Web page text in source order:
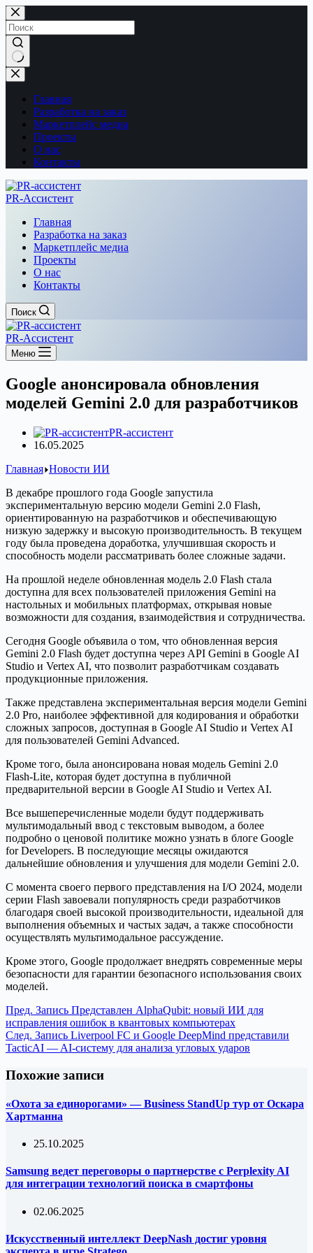
Перейти
к
сути
Ничего
не
найденоГлавная
Разработка на заказ
Маркетплейс медиа
Проекты
О нас
Контакты
PR-Ассистент
Главная
Разработка на заказ
Маркетплейс медиа
Проекты
О нас
Контакты
Поиск
PR-Ассистент
Меню
Google анонсировала обновления
моделей Gemini 2.0 для разработчиков
PR-ассистент
16.05.2025
Главная Новости ИИ
В декабре прошлого года Google запустила
экспериментальную версию модели Gemini 2.0 Flash,
ориентированную на разработчиков и обеспечивающую
низкую задержку и высокую производительность. В текущем
году была проведена доработка, улучшившая скорость и
способность модели рассматривать более сложные задачи.
На прошлой неделе обновленная модель 2.0 Flash стала
доступна для всех пользователей приложения Gemini на
настольных и мобильных платформах, открывая новые
возможности для создания, взаимодействия и сотрудничества.
Сегодня Google объявила о том, что обновленная версия
Gemini 2.0 Flash будет доступна через API Gemini в Google AI
Studio и Vertex AI, что позволит разработчикам создавать
продукционные приложения.
Также представлена экспериментальная версия модели Gemini
2.0 Pro, наиболее эффективной для кодирования и обработки
сложных запросов, доступная в Google AI Studio и Vertex AI
для пользователей Gemini Advanced.
Кроме того, была анонсирована новая модель Gemini 2.0
Flash-Lite, которая будет доступна в публичной
предварительной версии в Google AI Studio и Vertex AI.
Все вышеперечисленные модели будут поддерживать
мультимодальный ввод с текстовым выводом, а более
подробно о ценовой политике можно узнать в блоге Google
for Developers. В последующие месяцы ожидаются
дальнейшие обновления и улучшения для модели Gemini 2.0.
С момента своего первого представления на I/O 2024, модели
серии Flash завоевали популярность среди разработчиков
благодаря своей высокой производительности, идеальной для
выполнения объемных и частых задач, а также способности
осуществлять мультимодальное рассуждение.
Кроме этого, Google продолжает внедрять современные меры
безопасности для гарантии безопасного использования своих
моделей.
Пред. Запись Представлен AlphaQubit: новый ИИ для
исправления ошибок в квантовых компьютерах
След. Запись Liverpool FC и Google DeepMind представили
TacticAI — AI-систему для анализа угловых ударов
Похожие записи
«Охота за единорогами» — Business StandUp тур от Оскара
Хартманна
25.10.2025
Samsung ведет переговоры о партнерстве с Perplexity AI
для интеграции технологий поиска в смартфоны
02.06.2025
Искусственный интеллект DeepNash достиг уровня